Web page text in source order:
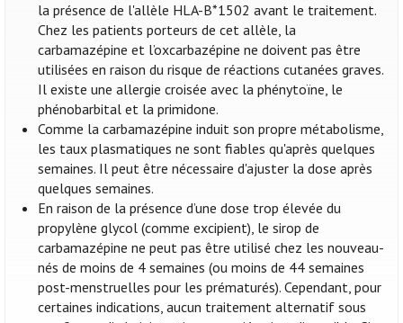
la présence de l'allèle HLA-B*1502 avant le traitement.
Chez les patients porteurs de cet allèle, la
carbamazépine et l’oxcarbazépine ne doivent pas être
utilisées en raison du risque de réactions cutanées graves.
Il existe une allergie croisée avec la phénytoïne, le
phénobarbital et la primidone.
Comme la carbamazépine induit son propre métabolisme,
les taux plasmatiques ne sont fiables qu'après quelques
semaines. Il peut être nécessaire d'ajuster la dose après
quelques semaines.
En raison de la présence d’une dose trop élevée du
propylène glycol (comme excipient), le sirop de
carbamazépine ne peut pas être utilisé chez les nouveau-
nés de moins de 4 semaines (ou moins de 44 semaines
post-menstruelles pour les prématurés). Cependant, pour
certaines indications, aucun traitement alternatif sous